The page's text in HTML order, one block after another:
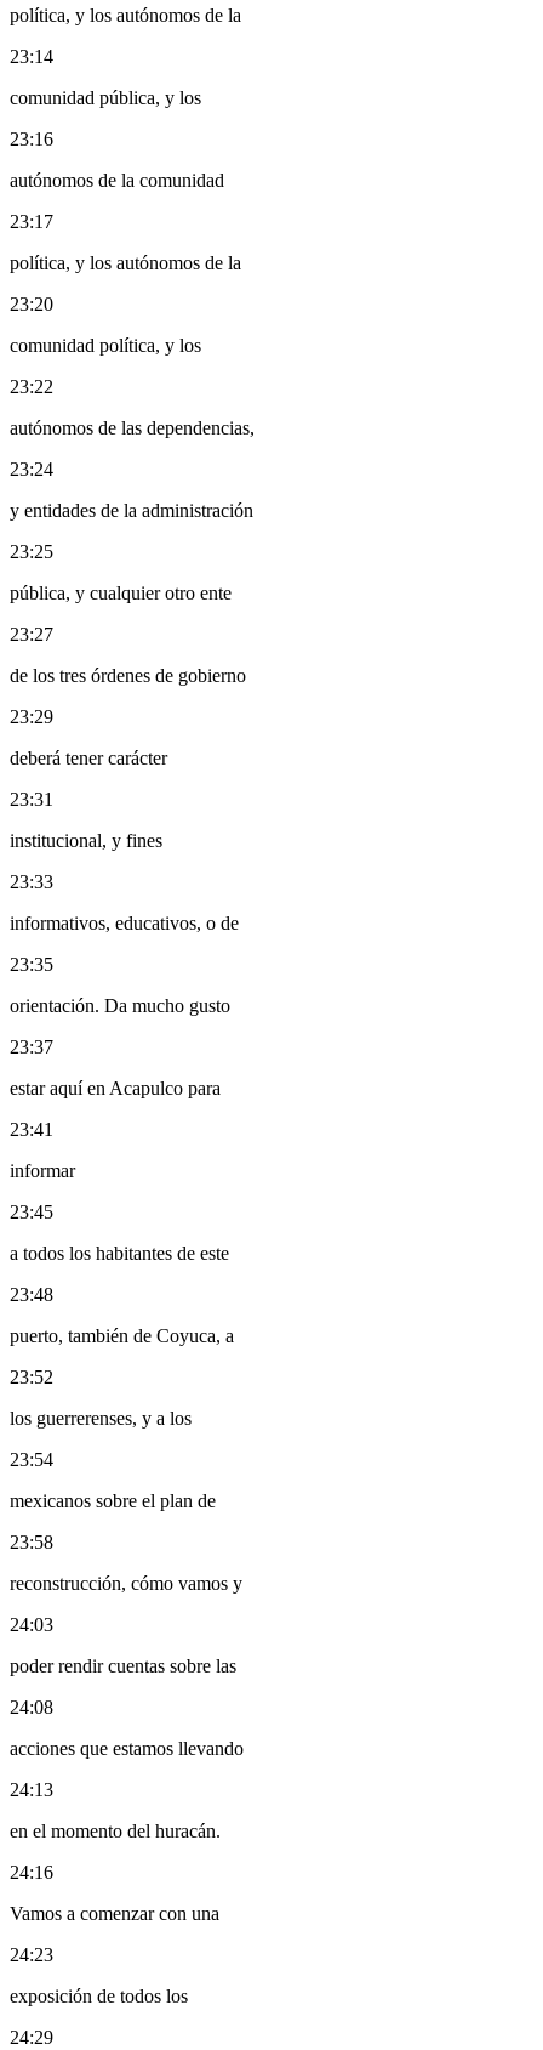
política, y los autónomos de la
23:14
comunidad pública, y los
23:16
autónomos de la comunidad
23:17
política, y los autónomos de la
23:20
comunidad política, y los
23:22
autónomos de las dependencias,
23:24
y entidades de la administración
23:25
pública, y cualquier otro ente
23:27
de los tres órdenes de gobierno
23:29
deberá tener carácter
23:31
institucional, y fines
23:33
informativos, educativos, o de
23:35
orientación. Da mucho gusto
23:37
estar aquí en Acapulco para
23:41
informar
23:45
a todos los habitantes de este
23:48
puerto, también de Coyuca, a
23:52
los guerrerenses, y a los
23:54
mexicanos sobre el plan de
23:58
reconstrucción, cómo vamos y
24:03
poder rendir cuentas sobre las
24:08
acciones que estamos llevando
24:13
en el momento del huracán.
24:16
Vamos a comenzar con una
24:23
exposición de todos los
24:29